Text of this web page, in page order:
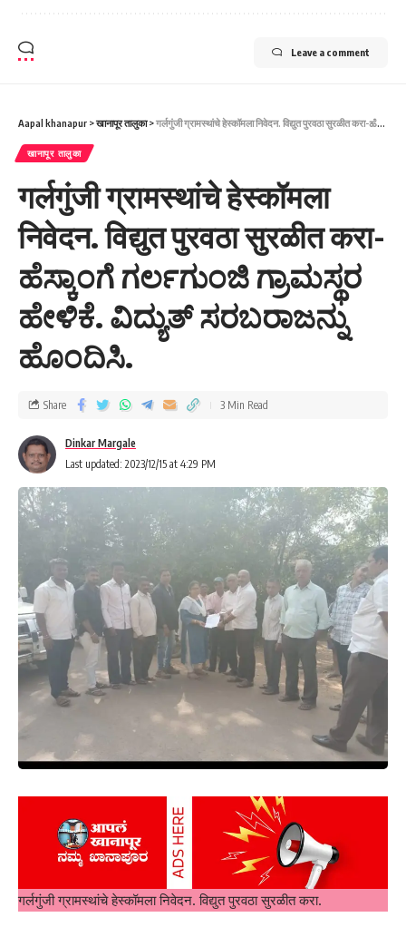
Leave a comment
Aapal khanapur >खानापूर तालुका>गर्लगुंजी ग्रामस्थांचे हेस्कॉमला निवेदन. विद्युत पुरवठा सुरळीत करा-ಹೆಸ್ಕಾಂಗೆ ಗರ್ಲಗುಂಜಿ ಗ್ರಾಮಸ್ಥರ ಹೇಳಿಕೆ. ವಿದ್ಯುತ್ ಸರಬರಾಜನ್ನು ಹೊಂದಿಸಿ.
खानापूर तालुका
गर्लगुंजी ग्रामस्थांचे हेस्कॉमला
निवेदन. विद्युत पुरवठा सुरळीत करा-
ಹೆಸ್ಕಾಂಗೆ ಗರ್ಲಗುಂಜಿ ಗ್ರಾಮಸ್ಥರ
ಹೇಳಿಕೆ. ವಿದ್ಯುತ್ ಸರಬರಾಜನ್ನು
ಹೊಂದಿಸಿ.
Last updated: 2023/12/15 at 4:29 PM
Dinkar Margale
Share 3 Min Read
गर्लगुंजी ग्रामस्थांचे हेस्कॉमला निवेदन. विद्युत पुरवठा सुरळीत करा.